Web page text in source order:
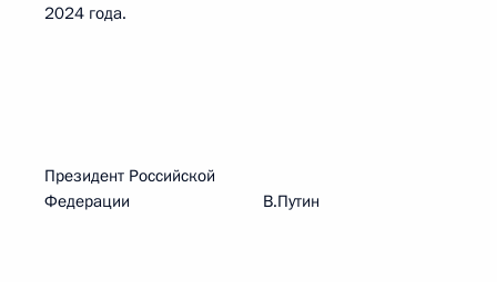
2024 года.
Президент Российской
Федерации В.Путин